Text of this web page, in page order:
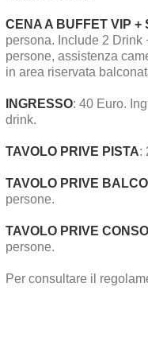
CENA A BUFFET VIP +
persona. Include 2
persone, assistenza
in area riservata
INGRESSO: 40 Euro.
drink.
TAVOLO PRIVE PISTA:
TAVOLO PRIVE
persone.
TAVOLO PRIVE
persone.
Per consultare il